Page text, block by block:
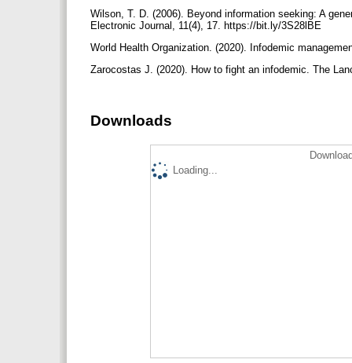
Wilson, T. D. (2006). Beyond information seeking: A
Electronic Journal, 11(4), 17. https://bit.ly/3S28lBE
World Health Organization. (2020). Infodemic
Zarocostas J. (2020). How to fight an infodemic. The
Downloads
Loading...